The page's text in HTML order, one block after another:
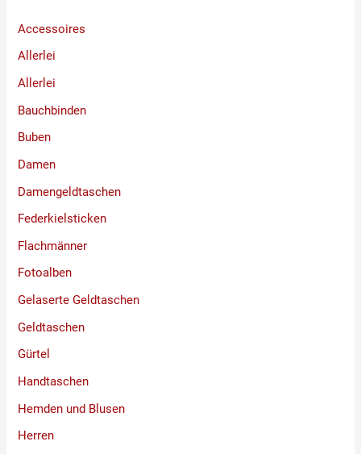
Accessoires
Allerlei
Allerlei
Bauchbinden
Buben
Damen
Damengeldtaschen
Federkielsticken
Flachmänner
Fotoalben
Gelaserte Geldtaschen
Geldtaschen
Gürtel
Handtaschen
Hemden und Blusen
Herren